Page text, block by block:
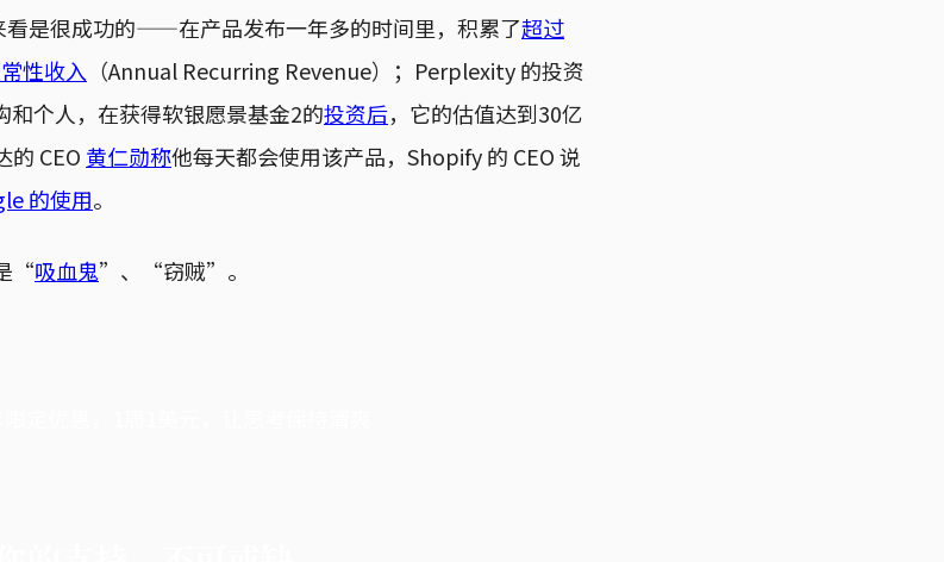
是很成功的——在产品发布一年多的时间里，积累了超过
性收入 （Annual Recurring Revenue）；Perplexity 的投资
和个人，在获得软银愿景基金2的投资后，它的估值达到30亿
的 CEO 黄仁勋称他每天都会使用该产品，Shopify 的 CEO 说
的使用。
“吸血鬼”、“窃贼”。